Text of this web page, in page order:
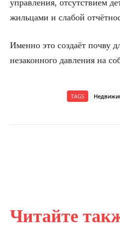
Читайте
управления, отсутствием
жильцами и слабой
Именно это создаёт почву
незаконного давления на
TAGS